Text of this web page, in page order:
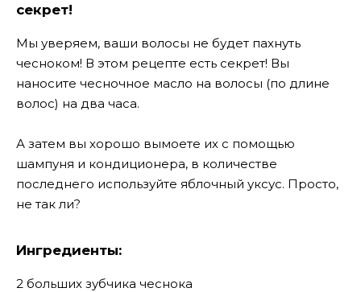
секрет!
Мы уверяем, ваши волосы не будет пахнуть
чесноком! В этом рецепте есть секрет! Вы
наносите чесночное масло на волосы (по длине
волос) на два часа.
А затем вы хорошо вымоете их с помощью
шампуня и кондиционера, в количестве
последнего используйте яблочный уксус. Просто,
не так ли?
Ингредиенты:
2 больших зубчика чеснока